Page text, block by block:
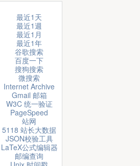
最近1天
最近1週
最近1月
最近1年
谷歌搜索
百度一下
搜狗搜索
微搜索
Internet Archive
Gmail 邮箱
W3C 统一验证
PageSpeed
站网
5118 站长大数据
JSON校验工具
LaTeX公式编辑器
邮编查询